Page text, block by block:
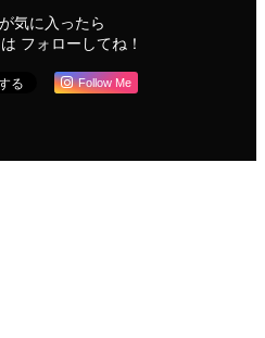
気に入ったら
フォローしてね！
Follow Me